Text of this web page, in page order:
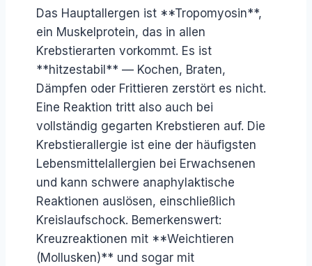
Das Hauptallergen ist **Tropomyosin**,
ein Muskelprotein, das in allen
Krebstierarten vorkommt. Es ist
**hitzestabil** — Kochen, Braten,
Dämpfen oder Frittieren zerstört es nicht.
Eine Reaktion tritt also auch bei
vollständig gegarten Krebstieren auf. Die
Krebstierallergie ist eine der häufigsten
Lebensmittelallergien bei Erwachsenen
und kann schwere anaphylaktische
Reaktionen auslösen, einschließlich
Kreislaufschock. Bemerkenswert:
Kreuzreaktionen mit **Weichtieren
(Mollusken)** und sogar mit